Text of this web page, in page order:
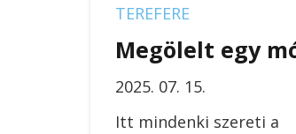
TEREFERE
Megölelt egy
2025. 07. 15.
Itt mindenki szereti a